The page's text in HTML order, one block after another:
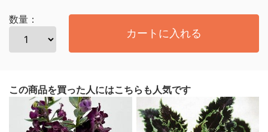
数量：
カートに入れる
この商品を買った人にはこちらも人気です